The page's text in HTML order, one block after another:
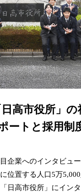
高市役所」
ートと採用制
企業へのインタビュ
位置する人口5万
日高市役所」にイン